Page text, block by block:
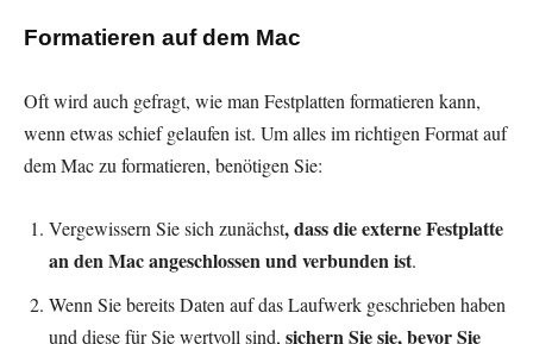
Formatieren auf dem Mac
Oft wird auch gefragt, wie man Festplatten formatieren kann,
wenn etwas schief gelaufen ist. Um alles im richtigen Format auf
dem Mac zu formatieren, benötigen Sie:
Vergewissern Sie sich zunächst, dass die externe Festplatte
an den Mac angeschlossen und verbunden ist.
Wenn Sie bereits Daten auf das Laufwerk geschrieben haben
und diese für Sie wertvoll sind, sichern Sie sie, bevor Sie